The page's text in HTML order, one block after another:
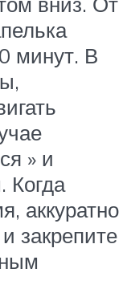
минут. В
» и
Когда
аккуратно
закрепите